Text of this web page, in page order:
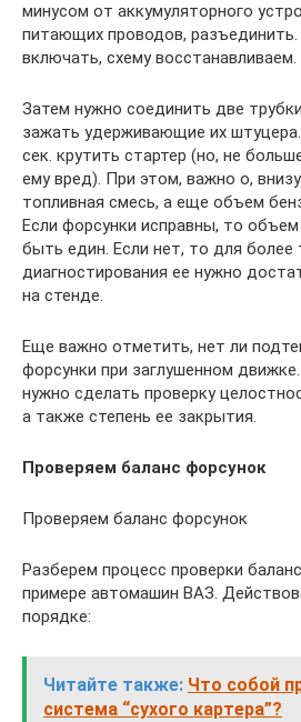
минусом от аккумуляторного
питающих проводов,
включать, схему восстанавливаем.
Затем нужно соединить две
зажать удерживающие их
сек. крутить стартер (но, не
ему вред). При этом, важно о,
топливная смесь, а еще объем
Если форсунки исправны, то
быть един. Если нет, то для более
диагностирования ее нужно
на стенде.
Еще важно отметить, нет ли
форсунки при заглушенном
нужно сделать проверку
а также степень ее закрытия.
Проверяем баланс форсунок
Проверяем баланс форсунок
Разберем процесс проверки
примере автомашин ВАЗ.
порядке:
Читайте также: Что собой
система “сухого картера”?